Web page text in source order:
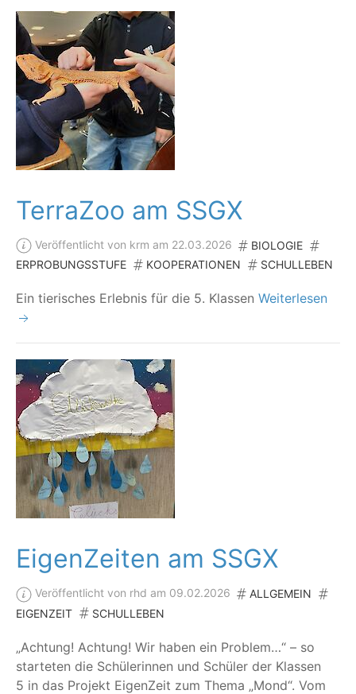
TerraZoo am SSGX
Veröffentlicht von krm am 22.03.2026
BIOLOGIE
ERPROBUNGSSTUFE
KOOPERATIONEN SCHULLEBEN
Ein tie­ri­sches Erleb­nis für die 5. Klassen Weiterlesen
EigenZeiten am SSGX
Veröffentlicht von rhd am 09.02.2026
ALLGEMEIN
EIGENZEIT
SCHULLEBEN
„Ach­tung! Ach­tung! Wir haben ein Pro­blem…“ – so
star­te­ten die Schü­le­rin­nen und Schü­ler der Klas­sen
5 in das Pro­jekt Eigen­Zeit zum The­ma „Mond“. Vom